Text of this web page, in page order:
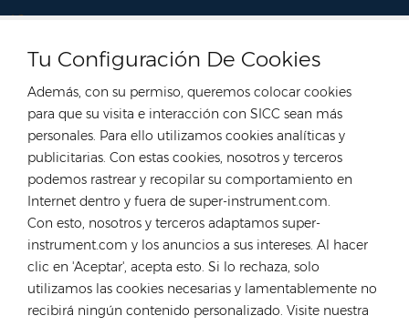
Tu Configuración De Cookies
Además, con su permiso, queremos colocar cookies
para que su visita e interacción con SICC sean más
personales. Para ello utilizamos cookies analíticas y
publicitarias. Con estas cookies, nosotros y terceros
podemos rastrear y recopilar su comportamiento en
Internet dentro y fuera de super-instrument.com.
Con esto, nosotros y terceros adaptamos super-
instrument.com y los anuncios a sus intereses. Al hacer
clic en 'Aceptar', acepta esto. Si lo rechaza, solo
utilizamos las cookies necesarias y lamentablemente no
recibirá ningún contenido personalizado. Visite nuestra
Correo electrónico :
hk@rongstar.com
Oficina y Almacén :
Long, Hong Kong
Vietnam
Teléfono :+84 522 038 896
Correo electrónico :vn@rongstar.com
Oficina :102 Phung Van Cung Street,Ward 7,
Phu Nhuan District, HoChi
Depósito :263 Go O Moi, Phu Thuan, District
7, Ho Chi Minh City, Vietnam